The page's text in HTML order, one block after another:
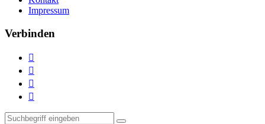
Impressum
Verbinden



